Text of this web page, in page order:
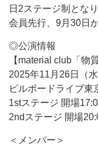
日2ステージ制とな
会員先行、9月30日
◎公演情報
【material club「物
2025年11月26日（水
ビルボードライブ東
1stステージ 開場
2ndステージ 開場
＜メンバー＞